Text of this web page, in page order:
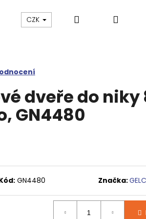
Výprodej Vany a umyvadla
CZK Hledat
dveře do niky
GN4480
GN4480 Značka:
SPRCHOVÉ DVEŘE